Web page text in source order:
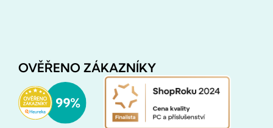
OVĚŘENO ZÁKAZNÍKY